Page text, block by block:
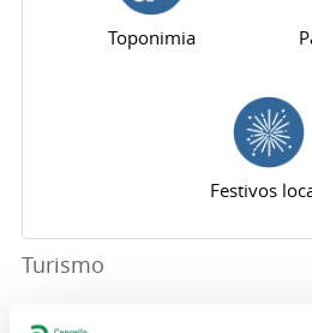
Toponimia
Festivos
Turismo